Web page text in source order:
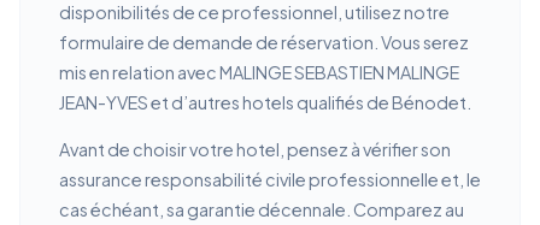
disponibilités de ce professionnel, utilisez notre
formulaire de demande de réservation. Vous serez
mis en relation avec MALINGE SEBASTIEN MALINGE
JEAN-YVES et d’autres hotels qualifiés de Bénodet.
Avant de choisir votre hotel, pensez à vérifier son
assurance responsabilité civile professionnelle et, le
cas échéant, sa garantie décennale. Comparez au